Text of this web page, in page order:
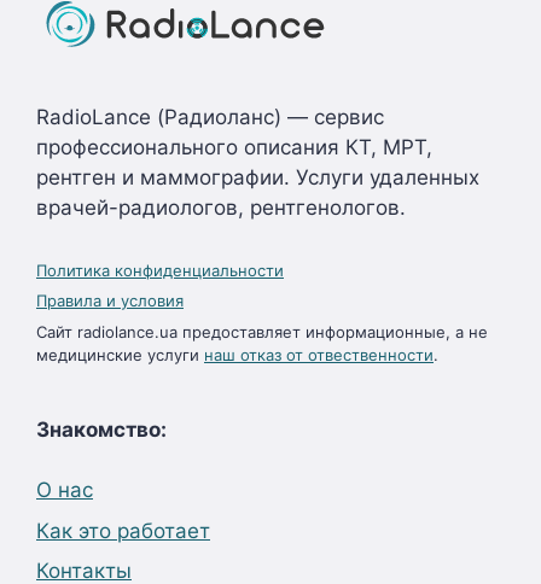
RadioLance (Радиоланс) — сервис
профессионального описания КТ, МРТ,
рентген и маммографии. Услуги удаленных
врачей-радиологов, рентгенологов.
Политика конфиденциальности
Правила и условия
Сайт radiolance.ua предоставляет информационные, а не
медицинские услуги наш отказ от отвественности.
Знакомство:
О нас
Как это работает
Контакты